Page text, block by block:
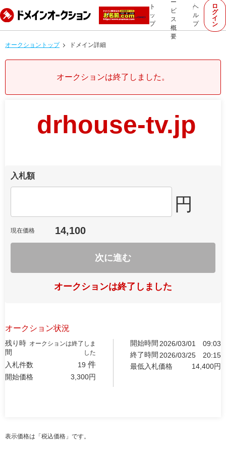
ト
ッ
プ
ー
ビ
ス
概
要
ヘ
ル
プ
ロ
グ
イ
ン
オークショントップ ドメイン詳細
オークションは終了しました。
drhouse-tv.jp
入札額
円
現在価格 14,100
次に進む
オークションは終了しました
オークション状況
残り時
間
オークションは終了しま
した
入札件数 19 件
開始価格 3,300円
開始時間 2026/03/01
09:03
終了時間 2026/03/25
20:15
最低入札価格
14,400円
表示価格は「税込価格」です。